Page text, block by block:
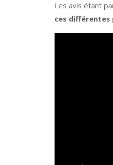
Les avis étant
ces différentes